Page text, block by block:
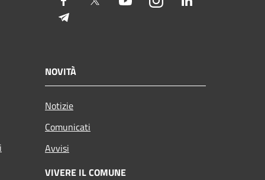
NOVITÀ
Notizie
Comunicati
Avvisi
VIVERE IL COMUNE